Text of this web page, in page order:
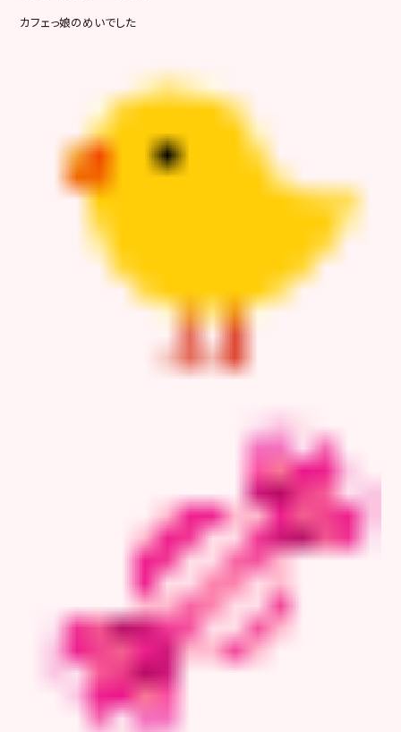
カフェっ娘のめいでした